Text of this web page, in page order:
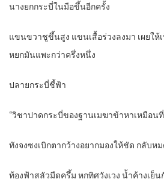
นางยกกระบี่ในมือขึ้นอีกครั้ง
แขนขวาชูขึ้นสูง แขนเสื้อร่วงลงมา เผยใ
หยกมันแพะกว่าครึ่งหนึ่ง
ปลายกระบี่ชี้ฟ้า
“วิชาปาดกระบี่ของฐานเมฆาข้าหาเหมือนที่
ทังจงซงเบิกตากว้างอยากมองให้ชัด กลับห
ท้องฟ้าสลัวมืดครึ้ม หกทิศวังเวง น้ำค้างเย็